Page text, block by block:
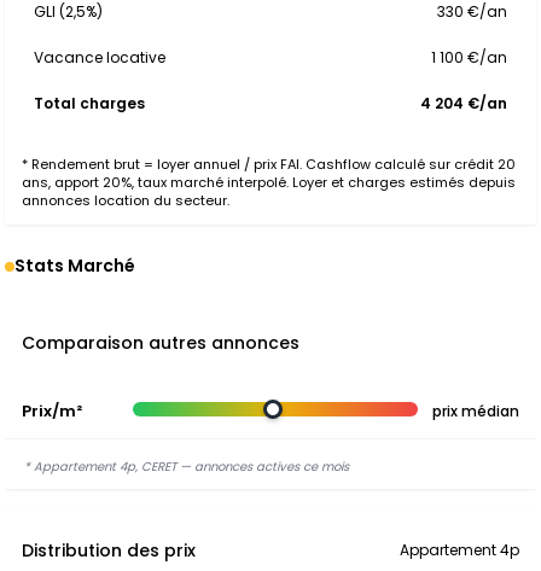
GLI (2,5%) 330 €/an
Vacance locative 1 100 €/an
Total charges 4 204 €/an
* Rendement brut = loyer annuel / prix FAI. Cashflow calculé sur crédit 20
ans, apport 20%, taux marché interpolé. Loyer et charges estimés depuis
annonces location du secteur.
Stats Marché
Comparaison autres annonces
Prix/m² prix médian
* Appartement 4p, CERET — annonces actives ce mois
Distribution des prix Appartement 4p